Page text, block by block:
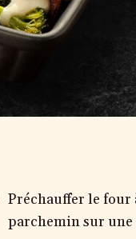
Préchauffer le four
parchemin sur une